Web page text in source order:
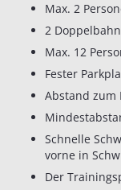
Max. 2
2
Max. 12
Fester
Abstand zum
Schnelle
vorne in
Der